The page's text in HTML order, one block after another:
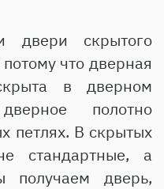
двери скрытого
что дверная
в дверном
полотно
петлях. В скрытых
стандартные, а
дверь,